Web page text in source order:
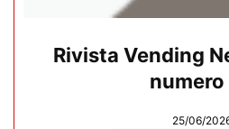
Rivista Vending
numero
25/06/